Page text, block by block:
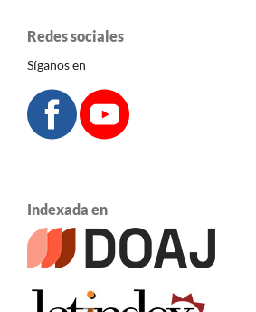
Redes sociales
Síganos en
Indexada en